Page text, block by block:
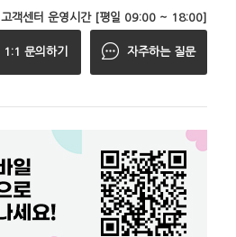
고객센터 운영시간 [평일 09:00 ~ 18:00]
1:1 문의하기 자주하는 질문